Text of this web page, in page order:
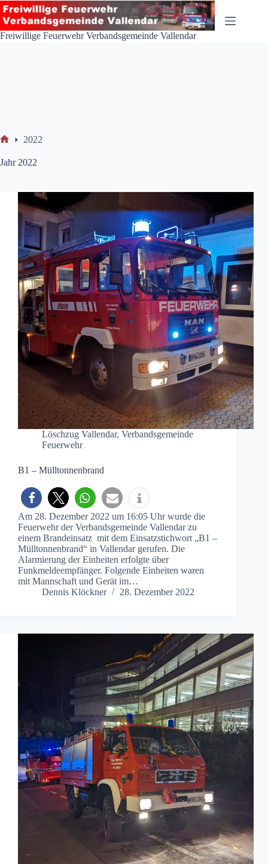
Zum
Inhalt
springen
Freiwillige Feuerwehr Verbandsgemeinde Vallendar
2022
Jahr2022
Löschzug Vallendar, Verbandsgemeinde
Feuerwehr
B1 – Mülltonnenbrand
Am 28. Dezember 2022 um 16:05 Uhr wurde die
Feuerwehr der Verbandsgemeinde Vallendar zu
einem Brandeinsatz mit dem Einsatzstichwort „B1 –
Mülltonnenbrand“ in Vallendar gerufen. Die
Alarmierung der Einheiten erfolgte über
Funkmeldeempfänger. Folgende Einheiten waren
mit Mannschaft und Gerät im…
Dennis Klöckner
28. Dezember 2022